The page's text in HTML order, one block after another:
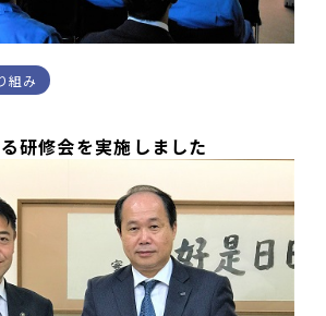
組み
研修会を実施しました